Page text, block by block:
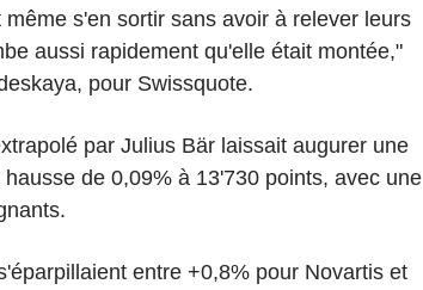
s'en sortir sans avoir à relever leurs
aussi rapidement qu'elle était montée,"
pour Swissquote.
par Julius Bär laissait augurer une
de 0,09% à 13'730 points, avec une
entre +0,8% pour Novartis et